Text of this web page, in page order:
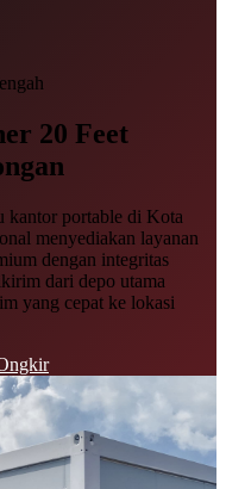
20 Feet
kantor portable di Kota
menyediakan layanan
dengan integritas
dari depo utama
yang cepat ke lokasi